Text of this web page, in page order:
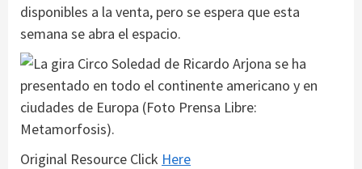
disponibles a la venta, pero se espera que esta
semana se abra el espacio.
Original Resource Click Here